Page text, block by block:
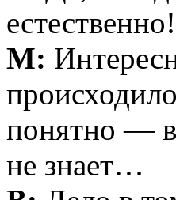
естественно!
М:
понятно —
не знает…